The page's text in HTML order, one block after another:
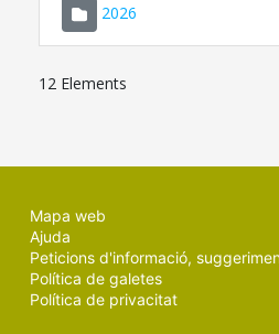
2026
12 Elements
Mapa web
Ajuda
Peticions d'informació,
Política de galetes
Política de privacitat